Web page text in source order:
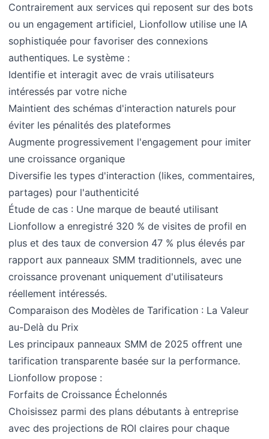
Contrairement aux services qui reposent sur des bots
ou un engagement artificiel, Lionfollow utilise une IA
sophistiquée pour favoriser des connexions
authentiques. Le système :
Identifie et interagit avec de vrais utilisateurs
intéressés par votre niche
Maintient des schémas d'interaction naturels pour
éviter les pénalités des plateformes
Augmente progressivement l'engagement pour imiter
une croissance organique
Diversifie les types d'interaction (likes, commentaires,
partages) pour l'authenticité
Étude de cas : Une marque de beauté utilisant
Lionfollow a enregistré 320 % de visites de profil en
plus et des taux de conversion 47 % plus élevés par
rapport aux panneaux SMM traditionnels, avec une
croissance provenant uniquement d'utilisateurs
réellement intéressés.
Comparaison des Modèles de Tarification : La Valeur
au-Delà du Prix
Les principaux panneaux SMM de 2025 offrent une
tarification transparente basée sur la performance.
Lionfollow propose :
Forfaits de Croissance Échelonnés
Choisissez parmi des plans débutants à entreprise
avec des projections de ROI claires pour chaque